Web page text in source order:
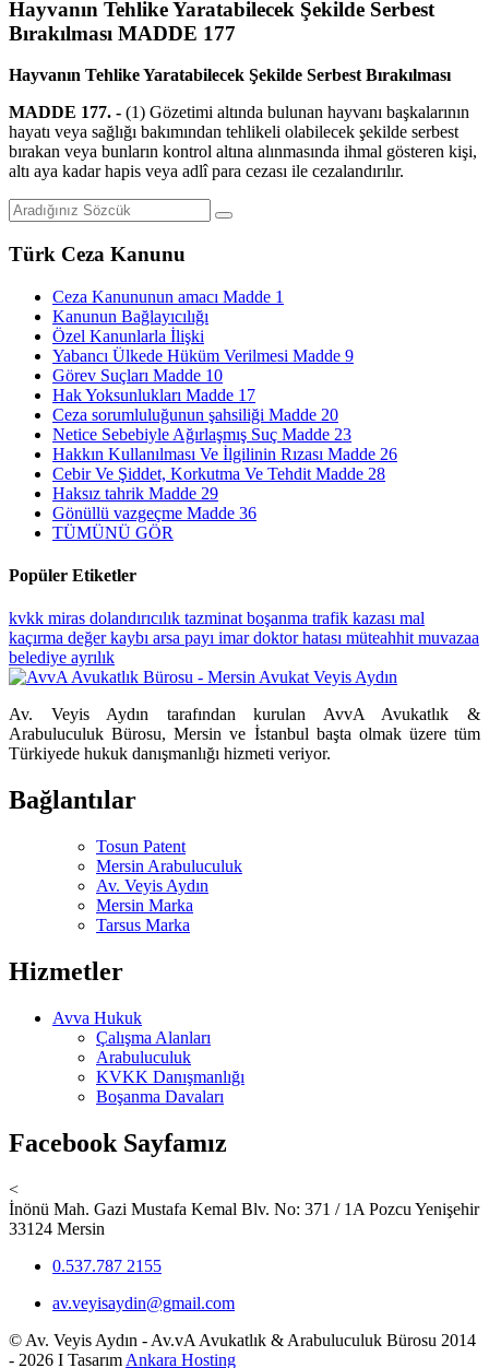
Hayvanın Tehlike Yaratabilecek Şekilde Serbest
Bırakılması MADDE 177
Hayvanın Tehlike Yaratabilecek Şekilde Serbest Bırakılması
MADDE 177. - (1) Gözetimi altında bulunan hayvanı başkalarının
hayatı veya sağlığı bakımından tehlikeli olabilecek şekilde serbest
bırakan veya bunların kontrol altına alınmasında ihmal gösteren kişi,
altı aya kadar hapis veya adlî para cezası ile cezalandırılır.
Türk Ceza Kanunu
Ceza Kanununun amacı Madde 1
Kanunun Bağlayıcılığı
Özel Kanunlarla İlişki
Yabancı Ülkede Hüküm Verilmesi Madde 9
Görev Suçları Madde 10
Hak Yoksunlukları Madde 17
Ceza sorumluluğunun şahsiliği Madde 20
Netice Sebebiyle Ağırlaşmış Suç Madde 23
Hakkın Kullanılması Ve İlgilinin Rızası Madde 26
Cebir Ve Şiddet, Korkutma Ve Tehdit Madde 28
Haksız tahrik Madde 29
Gönüllü vazgeçme Madde 36
TÜMÜNÜ GÖR
Popüler Etiketler
kvkk miras dolandırıcılık tazminat boşanma trafik kazası mal
kaçırma değer kaybı arsa payı imardoktor hatası müteahhit muvazaa
belediye ayrılık
Av. Veyis Aydın tarafından kurulan AvvA Avukatlık &
Arabuluculuk Bürosu, Mersin ve İstanbul başta olmak üzere tüm
Türkiyede hukuk danışmanlığı hizmeti veriyor.
Bağlantılar
Tosun Patent
Mersin Arabuluculuk
Av. Veyis Aydın
Mersin Marka
Tarsus Marka
Hizmetler
Avva Hukuk
Çalışma Alanları
Arabuluculuk
KVKK Danışmanlığı
Boşanma Davaları
Facebook Sayfamız
<
İnönü Mah. Gazi Mustafa Kemal Blv. No: 371 / 1A Pozcu Yenişehir
33124 Mersin
0.537.787 2155
av.veyisaydin@gmail.com
© Av. Veyis Aydın - Av.vA Avukatlık & Arabuluculuk Bürosu 2014
- 2026 I Tasarım Ankara Hosting